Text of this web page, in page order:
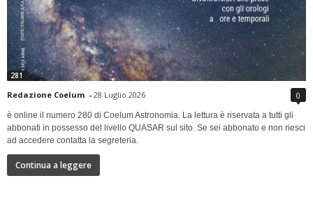
281
Redazione Coelum - 28 Luglio 2026 0
è online il numero 280 di Coelum Astronomia. La lettura è riservata a tutti gli
abbonati in possesso del livello QUASAR sul sito. Se sei abbonato e non riesci
ad accedere contatta la segreteria.
Continua a leggere